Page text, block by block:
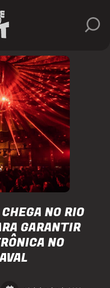
NO RIO
GARANTIR
NO